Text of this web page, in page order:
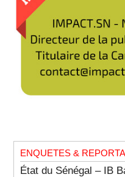
ENQUETES &
État du Sénégal – IB